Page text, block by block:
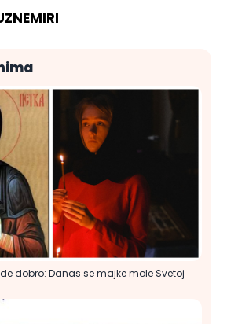
dobro: Danas se majke mole Svetoj